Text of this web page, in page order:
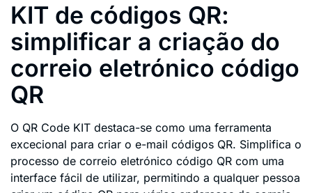
KIT de códigos QR:
simplificar a criação do
correio eletrónico código
QR
O QR Code KIT destaca-se como uma ferramenta
excecional para criar o e-mail códigos QR. Simplifica o
processo de correio eletrónico código QR com uma
interface fácil de utilizar, permitindo a qualquer pessoa